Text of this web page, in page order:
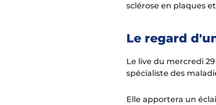
sclérose en plaques
Le regard
Le live du mercredi
spécialiste des
Elle apportera un